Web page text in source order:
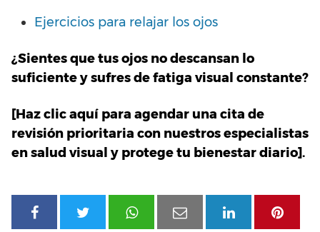
Ejercicios para relajar los ojos
¿Sientes que tus ojos no descansan lo
suficiente y sufres de fatiga visual constante?
[Haz clic aquí para agendar una cita de
revisión prioritaria con nuestros especialistas
en salud visual y protege tu bienestar diario].